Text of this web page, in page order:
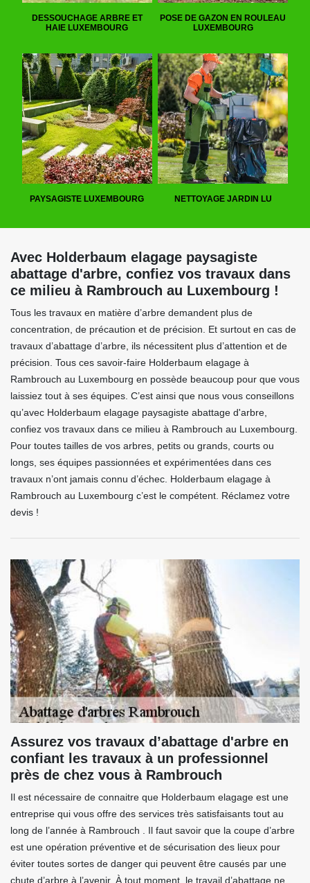
DESSOUCHAGE ARBRE ET
HAIE LUXEMBOURG
POSE DE GAZON EN ROULEAU
LUXEMBOURG
PAYSAGISTE LUXEMBOURG NETTOYAGE JARDIN LU
Avec Holderbaum elagage paysagiste
abattage d'arbre, confiez vos travaux dans
ce milieu à Rambrouch au Luxembourg !
Tous les travaux en matière d’arbre demandent plus de
concentration, de précaution et de précision. Et surtout en cas de
travaux d’abattage d’arbre, ils nécessitent plus d’attention et de
précision. Tous ces savoir-faire Holderbaum elagage à
Rambrouch au Luxembourg en possède beaucoup pour que vous
laissiez tout à ses équipes. C’est ainsi que nous vous conseillons
qu’avec Holderbaum elagage paysagiste abattage d'arbre,
confiez vos travaux dans ce milieu à Rambrouch au Luxembourg.
Pour toutes tailles de vos arbres, petits ou grands, courts ou
longs, ses équipes passionnées et expérimentées dans ces
travaux n’ont jamais connu d’échec. Holderbaum elagage à
Rambrouch au Luxembourg c’est le compétent. Réclamez votre
devis !
Assurez vos travaux d’abattage d'arbre en
confiant les travaux à un professionnel
près de chez vous à Rambrouch
Il est nécessaire de connaitre que Holderbaum elagage est une
entreprise qui vous offre des services très satisfaisants tout au
long de l’année à Rambrouch . Il faut savoir que la coupe d’arbre
est une opération préventive et de sécurisation des lieux pour
éviter toutes sortes de danger qui peuvent être causés par une
chute d’arbre à l’avenir. À tout moment, le travail d’abattage ne